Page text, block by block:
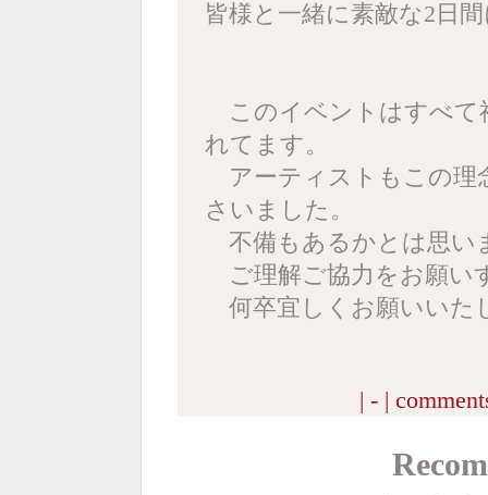
皆様と一緒に素敵な2日
このイベントはすべて
れてます。
アーティストもこの理
さいました。
不備もあるかとは思い
ご理解ご協力をお願
何卒宜しくお願いいた
| - |